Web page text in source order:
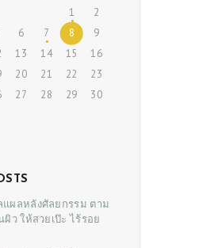
1
2
6 7 8
9
13 14 15
16
20 21 22
23
27 28 29
30
ผลหลังศัลยกรรม ตาม
ว ให้สวยเป๊ะ ไร้รอย